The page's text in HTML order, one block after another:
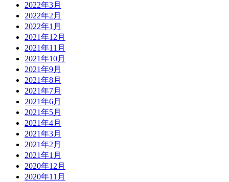
2022年3月
2022年2月
2022年1月
2021年12月
2021年11月
2021年10月
2021年9月
2021年8月
2021年7月
2021年6月
2021年5月
2021年4月
2021年3月
2021年2月
2021年1月
2020年12月
2020年11月